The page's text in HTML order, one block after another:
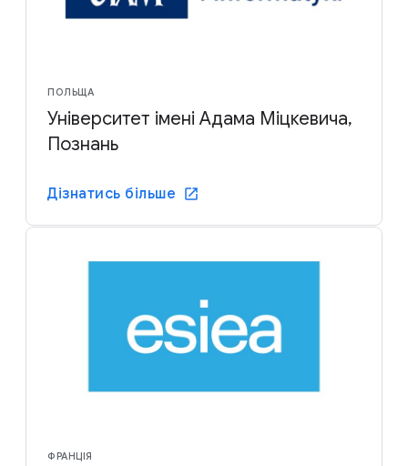
ПОЛЬЩА
Університет імені Адама Міцкевича,
Познань
Дізнатись більше
ФРАНЦІЯ